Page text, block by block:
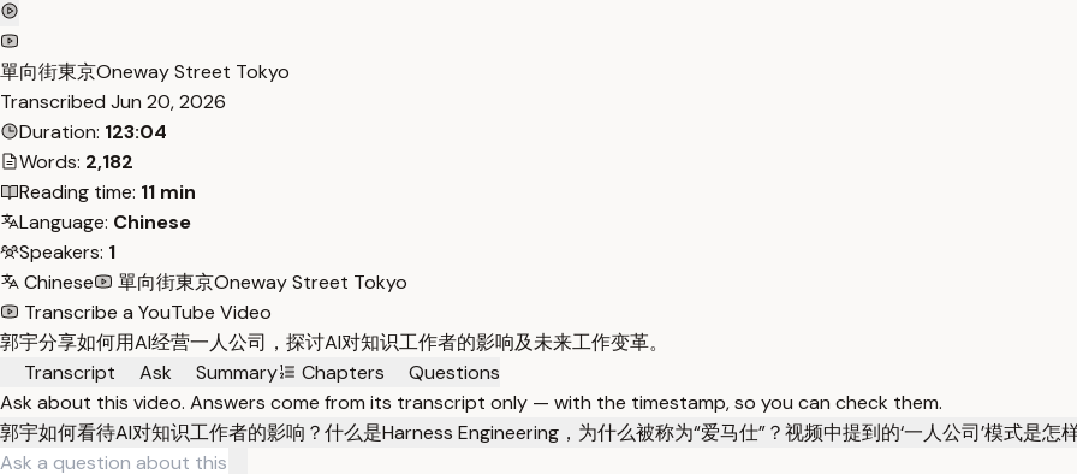
單向街東京Oneway Street Tokyo
Transcribed Jun 20, 2026
Duration: 123:04
Words: 2,182
Reading time: 11 min
Language: Chinese
Speakers: 1
Chinese
單向街東京Oneway Street Tokyo
Transcribe a YouTube Video
郭宇分享如何用AI经营一人公司，探讨AI对知识工作者的影响及未来工作变革。
Transcript
Ask Summary Chapters
Questions
Ask about this video. Answers come from its transcript only — with the timestamp, so you can check them.
郭宇如何看待AI对知识工作者的影响？什么是Harness Engineering，为什么被称为“爱马仕”？视频中提到的‘一人公司’模式是怎